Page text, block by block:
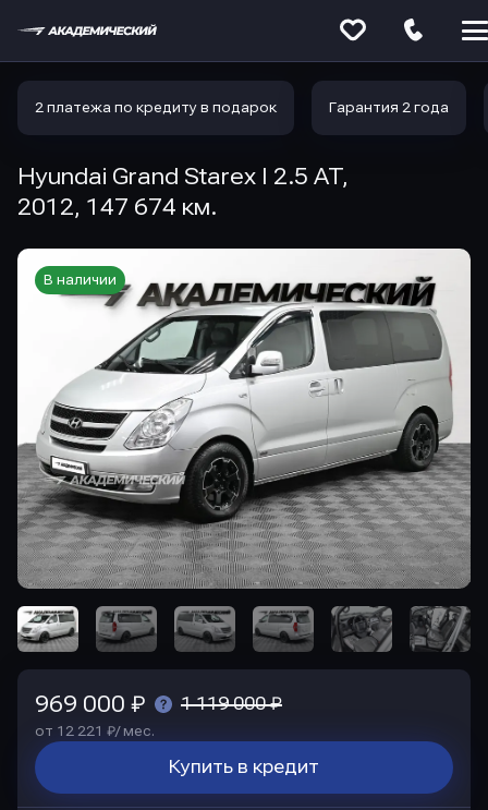
2 платежа по кредиту в подарок Гарантия 2 года
Hyundai Grand Starex I 2.5 AT,
2012, 147 674 км.
В наличии
969 000 ₽ 1 119 000 ₽
от 12 221 ₽/ мес.
Купить в кредит